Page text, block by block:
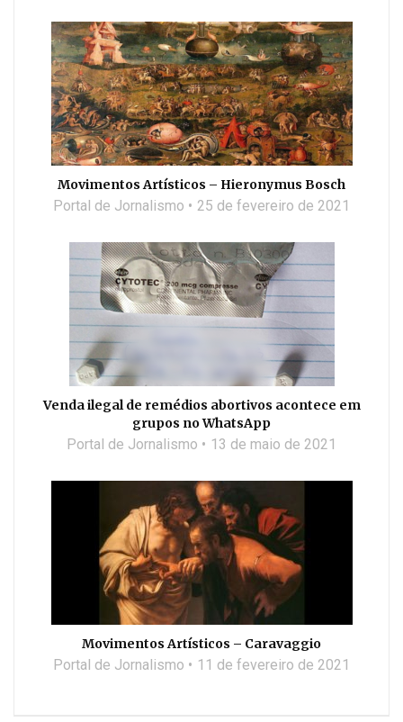
Movimentos Artísticos – Hieronymus Bosch
Portal de Jornalismo 25 de fevereiro de 2021
Venda ilegal de remédios abortivos acontece em
grupos no WhatsApp
Portal de Jornalismo 13 de maio de 2021
Movimentos Artísticos – Caravaggio
Portal de Jornalismo 11 de fevereiro de 2021